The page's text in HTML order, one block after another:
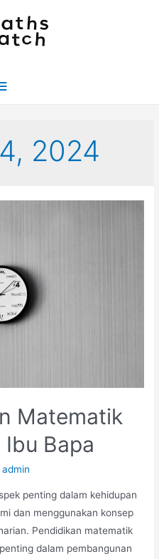
2024
Matematik
Bapa
admin
penting dalam kehidupan
dan menggunakan konsep
Pendidikan matematik
dalam pembangunan